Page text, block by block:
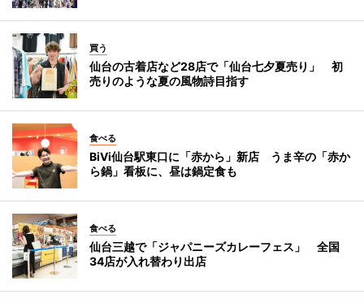
買う
仙台の古着店など28店で「仙台七夕夏売り」 初
売りのような夏の風物詩目指す
食べる
BiVi仙台駅東口に「赤から」新店 うま辛の「赤か
ら鍋」看板に、昼は鍋定食も
食べる
仙台三越で「ジャパニーズカレーフェス」 全国
34店が入れ替わり出店